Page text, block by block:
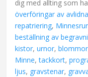
dig med allting som
överföringar av avlidna
repatriering,
beställning av
kistor,urnor,blommor
Minne,tackkort,
ljus, gravstenar,